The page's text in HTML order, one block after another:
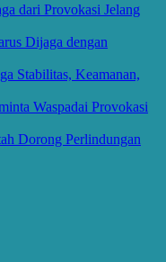
dari Provokasi Jelang
Dijaga dengan
Stabilitas, Keamanan,
Waspadai Provokasi
Dorong Perlindungan